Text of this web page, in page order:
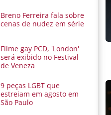
Breno Ferreira fala sobre
cenas de nudez em série
Filme gay PCD, 'London'
será exibido no Festival
de Veneza
9 peças LGBT que
estreiam em agosto em
São Paulo